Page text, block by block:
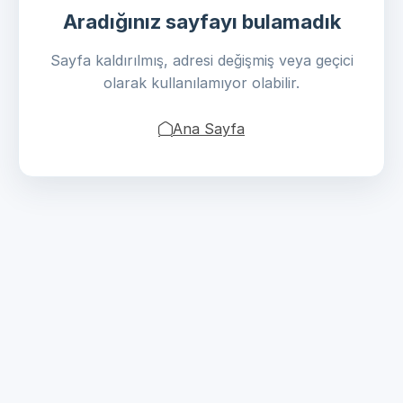
Aradığınız sayfayı bulamadık
Sayfa kaldırılmış, adresi değişmiş veya geçici
olarak kullanılamıyor olabilir.
Ana Sayfa